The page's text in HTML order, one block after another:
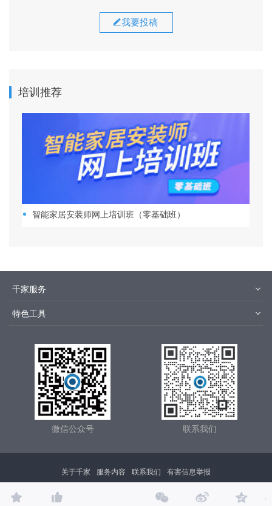
我要投稿
培训推荐
智能家居安装师网上培训班（零基础班）
千家服务
特色工具
方快3
集成商优选
微信公众号 联系我们
关于千家 服务内容 联系我们 有害信息举报
粤ICP备09011189号